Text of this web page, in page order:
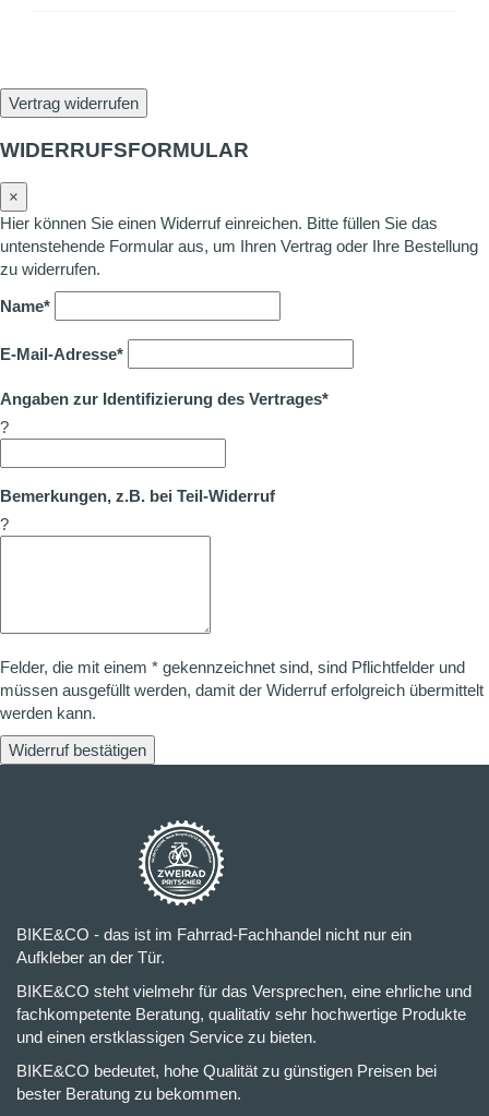
Vertrag widerrufen
WIDERRUFSFORMULAR
×
Hier können Sie einen Widerruf einreichen. Bitte füllen Sie das
untenstehende Formular aus, um Ihren Vertrag oder Ihre Bestellung
zu widerrufen.
Name*
E-Mail-Adresse*
Angaben zur Identifizierung des Vertrages*
?
Bemerkungen, z.B. bei Teil-Widerruf
?
Felder, die mit einem * gekennzeichnet sind, sind Pflichtfelder und
müssen ausgefüllt werden, damit der Widerruf erfolgreich übermittelt
werden kann.
Widerruf bestätigen
BIKE&CO - das ist im Fahrrad-Fachhandel nicht nur ein
Aufkleber an der Tür.
BIKE&CO steht vielmehr für das Versprechen, eine ehrliche und
fachkompetente Beratung, qualitativ sehr hochwertige Produkte
und einen erstklassigen Service zu bieten.
BIKE&CO bedeutet, hohe Qualität zu günstigen Preisen bei
bester Beratung zu bekommen.